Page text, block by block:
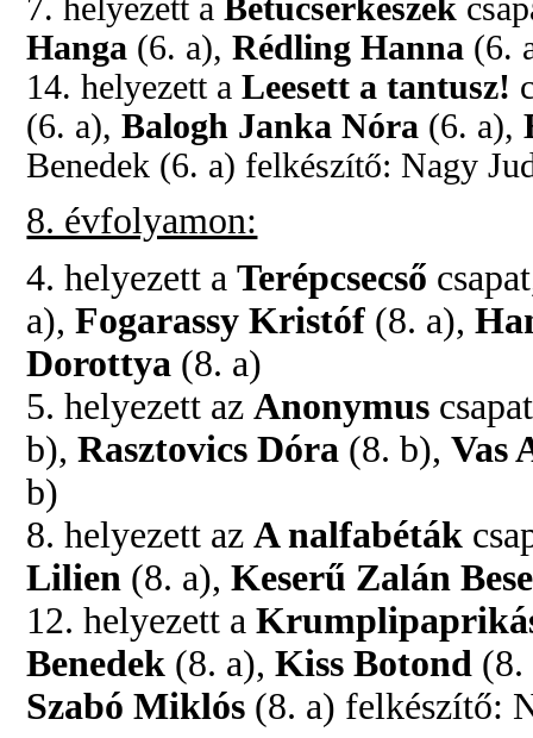
7. helyezett a Betűcserkészek
Hanga (6. a),Rédling Hanna (6.
14. helyezett aLeesett a tantusz!
(6. a),Balogh Janka Nóra (6. a),
Benedek (6. a) felkészítő: Nagy
8. évfolyamon:
4. helyezett aTerépcsecső
a),Fogarassy Kristóf (8. a),
Dorottya (8. a)
5. helyezett azAnonymus
b),Rasztovics Dóra (8. b),Vas
b)
8. helyezett azA nalfabéták
Lilien (8. a),Keserű Zalán Bese
12. helyezett a
Benedek (8. a),Kiss Botond
Szabó Miklós (8. a) felkészítő: